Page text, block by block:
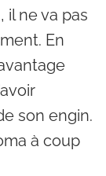
il ne va pas
En
son engin.
à coup